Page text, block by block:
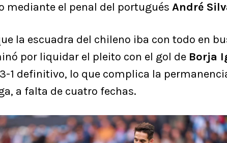
mediante el penal del portugués André
la escuadra del chileno iba con todo en
por liquidar el pleito con el gol de Borja
1 definitivo, lo que complica la
a falta de cuatro fechas.